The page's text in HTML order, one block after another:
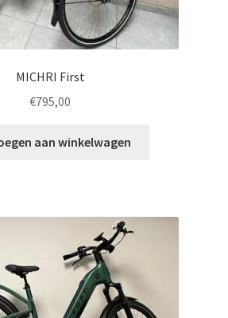
MICHRI First
€795,00
aan winkelwagen